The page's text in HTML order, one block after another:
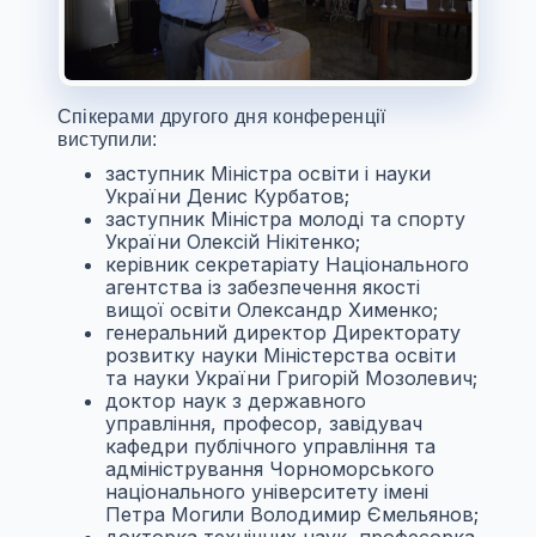
Спікерами другого дня конференції
виступили:
заступник Міністра освіти і науки
України Денис Курбатов;
заступник Міністра молоді та спорту
України Олексій Нікітенко;
керівник секретаріату Національного
агентства із забезпечення якості
вищої освіти Олександр Хименко;
генеральний директор Директорату
розвитку науки Міністерства освіти
та науки України Григорій Мозолевич;
доктор наук з державного
управління, професор, завідувач
кафедри публічного управління та
адміністрування Чорноморського
національного університету імені
Петра Могили Володимир Ємельянов;